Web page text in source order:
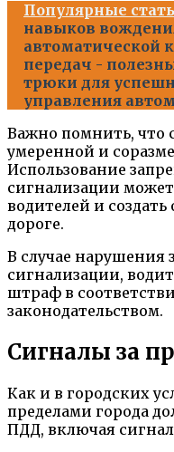
Популярные
навыков
автоматической
передач -
трюки для
управления
Важно помнить, что
умеренной и
Использование
сигнализации
водителей и
дороге.
В случае нарушения
сигнализации,
штраф в
законодательством.
Сигналы за
Как и в городских
пределами города
ПДД, включая